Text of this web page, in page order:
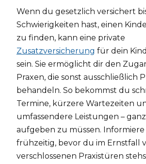
Wenn du gesetzlich versichert
Schwierigkeiten hast, einen
zu finden, kann eine private
Zusatzversicherung für dein
sein. Sie ermöglicht dir den
Praxen, die sonst ausschließlich
behandeln. So bekommst du
Termine, kürzere Wartezeiten
umfassendere Leistungen –
aufgeben zu müssen. Informiere
frühzeitig, bevor du im Ernstfall
verschlossenen Praxistüren